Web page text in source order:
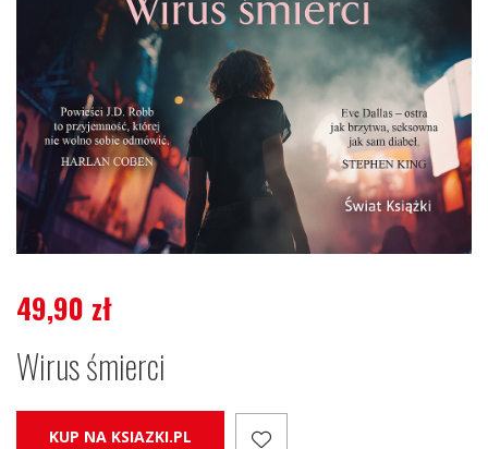
49,90 zł
Wirus śmierci
KUP NA KSIAZKI.PL